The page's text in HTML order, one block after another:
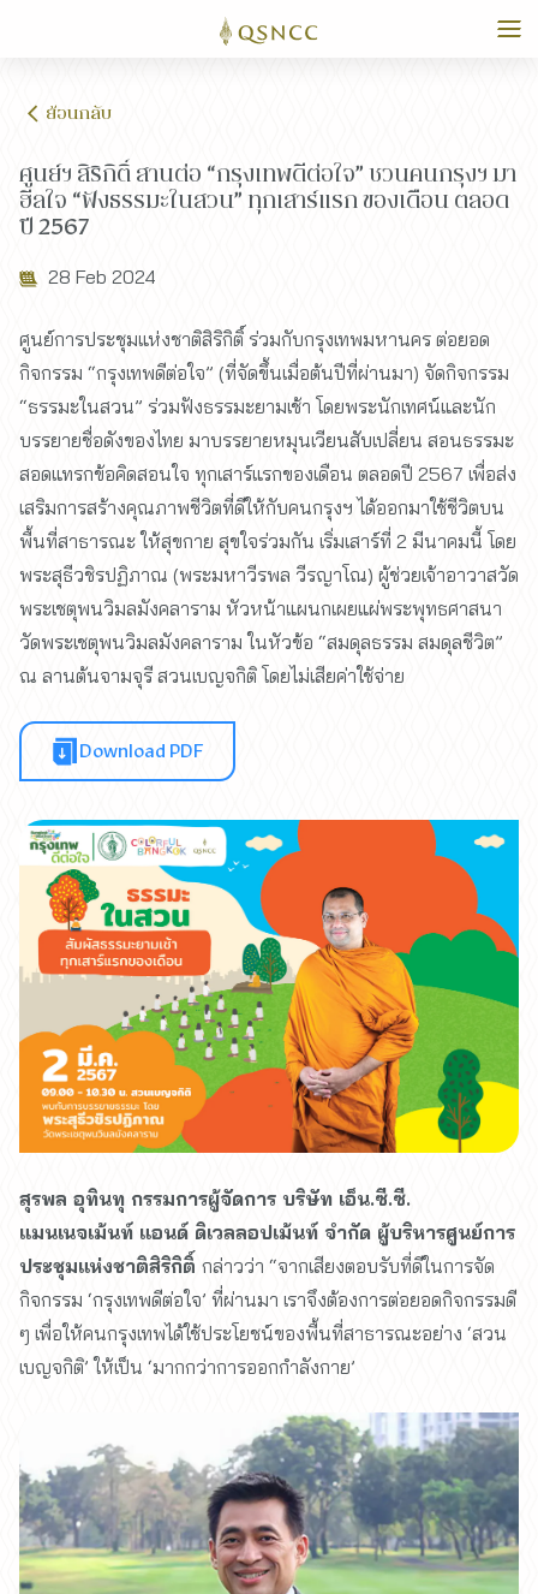
ย้อนกลับ
ศูนย์ฯ สิริกิติ์ สานต่อ “กรุงเทพดีต่อใจ” ชวนคนกรุงฯ มา
ฮีลใจ “ฟังธรรมะในสวน” ทุกเสาร์แรก ของเดือน ตลอด
ปี 2567
28 Feb 2024
ศูนย์การประชุมแห่งชาติสิริกิติ์ ร่วมกับกรุงเทพมหานคร ต่อยอด
กิจกรรม “กรุงเทพดีต่อใจ” (ที่จัดขึ้นเมื่อต้นปีที่ผ่านมา) จัดกิจกรรม
“ธรรมะในสวน” ร่วมฟังธรรมะยามเช้า โดยพระนักเทศน์และนัก
บรรยายชื่อดังของไทย มาบรรยายหมุนเวียนสับเปลี่ยน สอนธรรมะ
สอดแทรกข้อคิดสอนใจ ทุกเสาร์แรกของเดือน ตลอดปี 2567 เพื่อส่ง
เสริมการสร้างคุณภาพชีวิตที่ดีให้กับคนกรุงฯ ได้ออกมาใช้ชีวิตบน
พื้นที่สาธารณะ ให้สุขกาย สุขใจร่วมกัน เริ่มเสาร์ที่ 2 มีนาคมนี้ โดย
พระสุธีวชิรปฏิภาณ (พระมหาวีรพล วีรญาโณ) ผู้ช่วยเจ้าอาวาสวัด
พระเชตุพนวิมลมังคลาราม หัวหน้าแผนกเผยแผ่พระพุทธศาสนา
วัดพระเชตุพนวิมลมังคลาราม ในหัวข้อ “สมดุลธรรม สมดุลชีวิต”
ณ ลานต้นจามจุรี สวนเบญจกิติ โดยไม่เสียค่าใช้จ่าย
Download PDF
สุรพล อุทินทุ กรรมการผู้จัดการ บริษัท เอ็น.ซี.ซี.
แมนเนจเม้นท์ แอนด์ ดิเวลลอปเม้นท์ จำกัด ผู้บริหารศูนย์การ
ประชุมแห่งชาติสิริกิติ์ กล่าวว่า “จากเสียงตอบรับที่ดีในการจัด
กิจกรรม ‘กรุงเทพดีต่อใจ’ ที่ผ่านมา เราจึงต้องการต่อยอดกิจกรรมดี
ๆ เพื่อให้คนกรุงเทพได้ใช้ประโยชน์ของพื้นที่สาธารณะอย่าง ‘สวน
เบญจกิติ’ ให้เป็น ‘มากกว่าการออกกำลังกาย’